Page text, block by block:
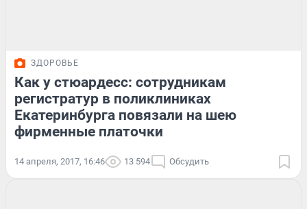
ЗДОРОВЬЕ
Как у стюардесс: сотрудникам
регистратур в поликлиниках
Екатеринбурга повязали на шею
фирменные платочки
14 апреля, 2017, 16:46 13 594 Обсудить